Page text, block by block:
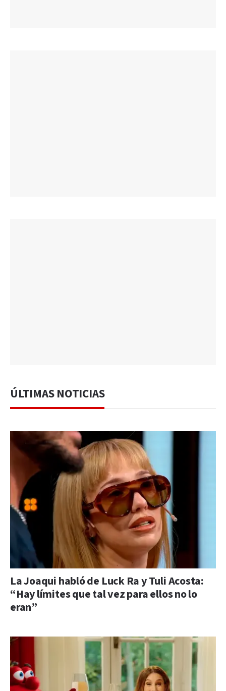
ÚLTIMAS NOTICIAS
La Joaqui habló de Luck Ra y Tuli Acosta:
“Hay límites que tal vez para ellos no lo
eran”